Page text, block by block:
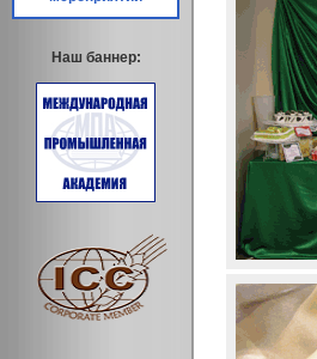
Наш баннер: